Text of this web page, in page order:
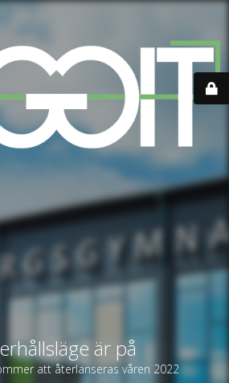
är på
att återlanseras våren 2022